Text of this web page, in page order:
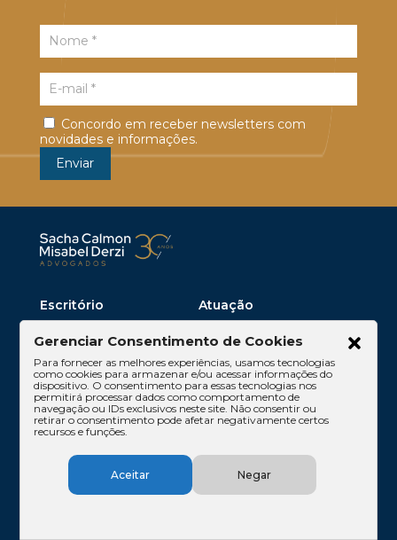
Concordo em receber newsletters com
novidades e informações.
Escritório
Atuação
Gerenciar Consentimento de Cookies
Para fornecer as melhores experiências, usamos tecnologias
como cookies para armazenar e/ou acessar informações do
dispositivo. O consentimento para essas tecnologias nos
permitirá processar dados como comportamento de
navegação ou IDs exclusivos neste site. Não consentir ou
retirar o consentimento pode afetar negativamente certos
recursos e funções.
Aceitar Negar